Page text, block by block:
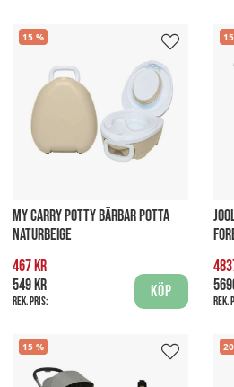
15
MY CARRY POTTY BÄRBAR POTTA
NATURBEIGE
467 kr
549 kr
Rek. pris:
Köp
15
Rek.
15 20